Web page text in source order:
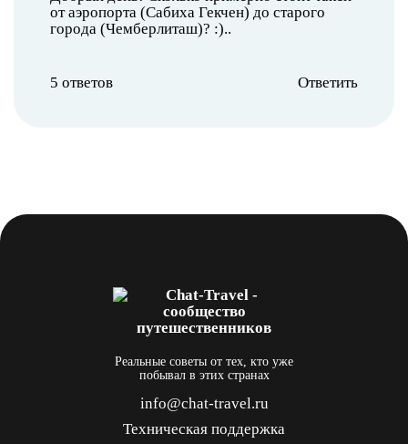
от аэропорта (Сабиха Гекчен) до старого
города (Чемберлиташ)? :)..
5 ответов Ответить
Реальные советы от тех, кто уже
побывал в этих странах
info@chat-travel.ru
Техническая поддержка